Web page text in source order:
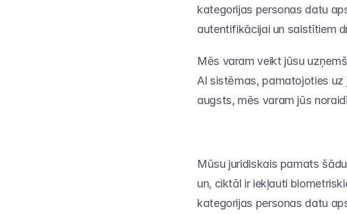
kategorijas personas datu
autentifikācijai un saistītiem
Mēs varam veikt jūsu
AI sistēmas, pamatojoties
augsts, mēs varam jūs
Mūsu juridiskais pamats
un, ciktāl ir iekļauti
kategorijas personas datu